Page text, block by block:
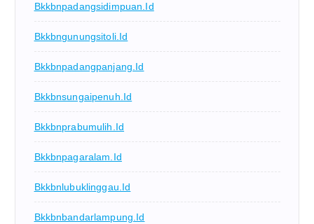
Bkkbnpadangsidimpuan.id
Bkkbngunungsitoli.id
Bkkbnpadangpanjang.id
Bkkbnsungaipenuh.id
Bkkbnprabumulih.id
Bkkbnpagaralam.id
Bkkbnlubuklinggau.id
Bkkbnbandarlampung.id